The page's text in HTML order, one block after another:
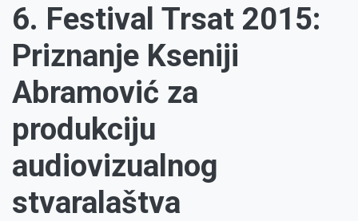
6. Festival Trsat 2015:
Priznanje Kseniji
Abramović za
produkciju
audiovizualnog
stvaralaštva